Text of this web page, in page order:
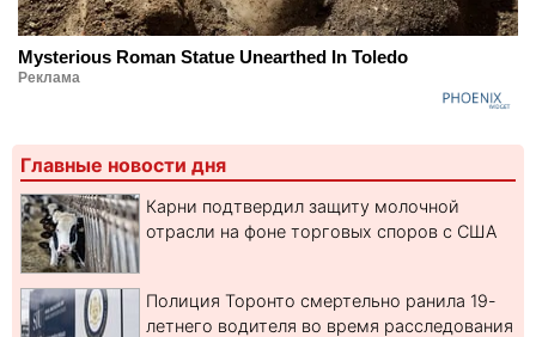
Mysterious Roman Statue Unearthed In Toledo
Реклама
Главные новости дня
Карни подтвердил защиту молочной
отрасли на фоне торговых споров с США
Полиция Торонто смертельно ранила 19-
летнего водителя во время расследования